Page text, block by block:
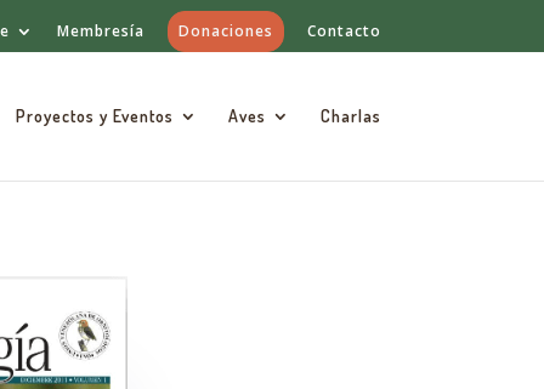
Membresía Donaciones Contacto
Proyectos y Eventos Aves Charlas